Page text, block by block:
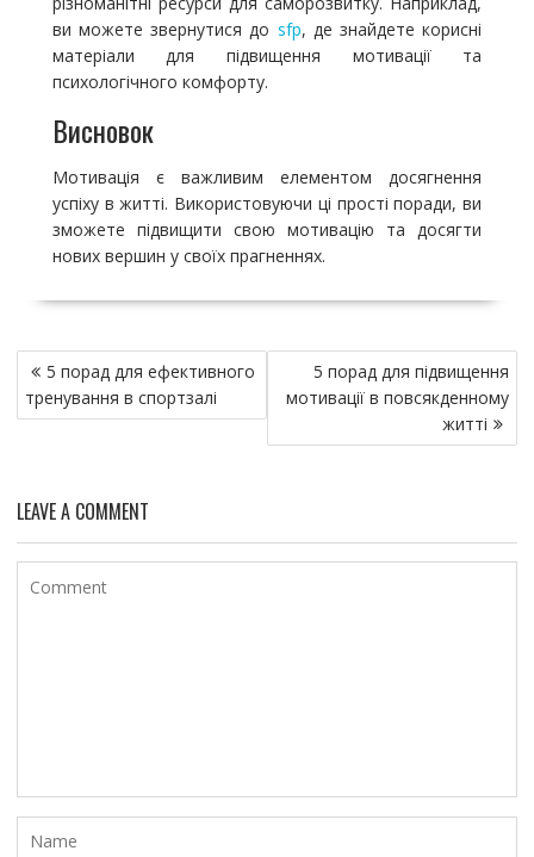
ви можете звернутися до sfp, де знайдете корисні
матеріали для підвищення мотивації та
психологічного комфорту.
Висновок
Мотивація є важливим елементом досягнення
успіху в житті. Використовуючи ці прості поради, ви
зможете підвищити свою мотивацію та досягти
нових вершин у своїх прагненнях.
Н
а
в
а
ц
и
с
5 порад для ефективного
тренування в спортзалі
5 порад для підвищення
мотивації в повсякденному
житті
LEAVE A COMMENT